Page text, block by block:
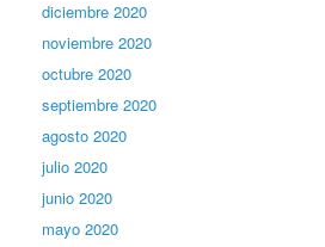
diciembre 2020
noviembre 2020
octubre 2020
septiembre 2020
agosto 2020
julio 2020
junio 2020
mayo 2020